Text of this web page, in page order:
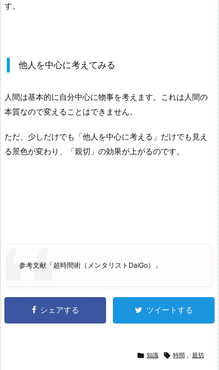
す。
他人を中心に考えてみる
人間は基本的に自分中心に物事を考えます。これは人間の
本質なので変えることはできません。
ただ、少しだけでも「他人を中心に考える」だけでも見え
る景色が変わり、「親切」の効果が上がるのです。
参考文献「超時間術（メンタリストDaiGo）」
シェアする ツイートする
 知識  時間 , 親切